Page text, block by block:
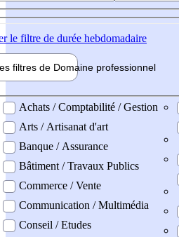
le filtre de durée hebdomadaire
filtres de Domaine professionnel
professionel
Achats / Comptabilité / Gestion
Arts / Artisanat d'art
Banque / Assurance
Bâtiment / Travaux Publics
Commerce / Vente
Communication / Multimédia
Conseil / Etudes